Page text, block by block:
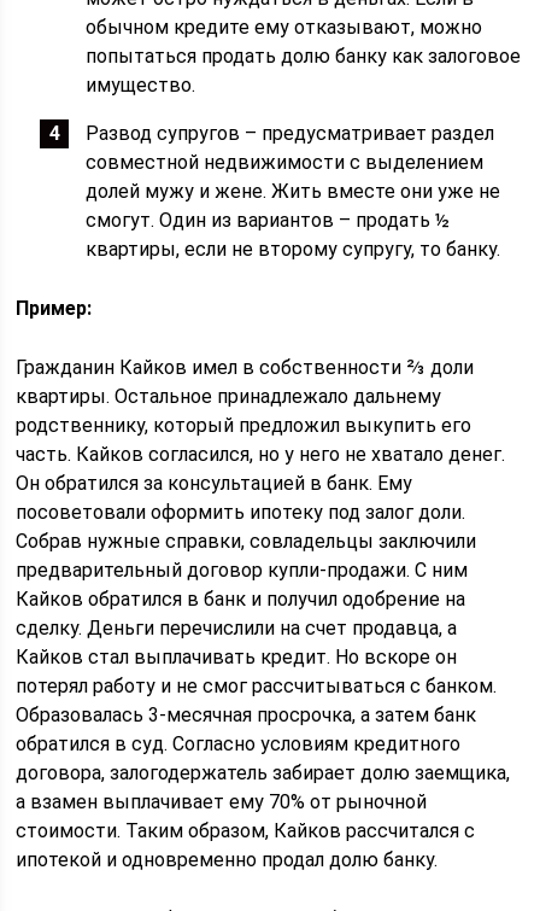
обычном кредите ему отказывают, можно
попытаться продать долю банку как залоговое
имущество.
Развод супругов – предусматривает раздел
совместной недвижимости с выделением
долей мужу и жене. Жить вместе они уже не
смогут. Один из вариантов – продать ½
квартиры, если не второму супругу, то банку.
Пример:
Гражданин Кайков имел в собственности ⅔ доли
квартиры. Остальное принадлежало дальнему
родственнику, который предложил выкупить его
часть. Кайков согласился, но у него не хватало денег.
Он обратился за консультацией в банк. Ему
посоветовали оформить ипотеку под залог доли.
Собрав нужные справки, совладельцы заключили
предварительный договор купли-продажи. С ним
Кайков обратился в банк и получил одобрение на
сделку. Деньги перечислили на счет продавца, а
Кайков стал выплачивать кредит. Но вскоре он
потерял работу и не смог рассчитываться с банком.
Образовалась 3-месячная просрочка, а затем банк
обратился в суд. Согласно условиям кредитного
договора, залогодержатель забирает долю заемщика,
а взамен выплачивает ему 70% от рыночной
стоимости. Таким образом, Кайков рассчитался с
ипотекой и одновременно продал долю банку.